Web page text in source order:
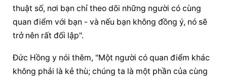
thuật số, nơi bạn chỉ theo dõi những người có cùng
quan điểm với bạn - và nếu bạn không đồng ý, nó sẽ
trở nên rất đối lập".
Đức Hồng y nói thêm, "Một người có quan điểm khác
không phải là kẻ thù; chúng ta là một phần của cùng